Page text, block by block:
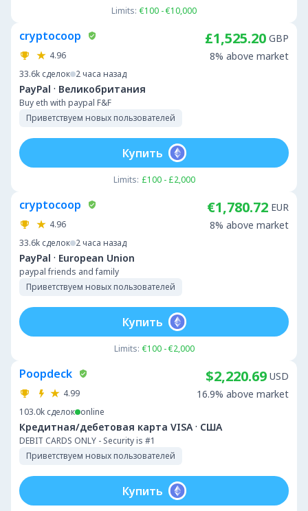
Limits: €100 - €10,000
cryptocoop
4.96
33.6k сделок 2 часа назад
PayPal · Великобритания
Buy eth with paypal F&F
Приветствуем новых пользователей
£1,525.20 GBP
8% above market
Limits: £100 - £2,000
Купить
cryptocoop
4.96
33.6k сделок 2 часа назад
PayPal · European Union
paypal friends and family
Приветствуем новых пользователей
€1,780.72 EUR
8% above market
Limits: €100 - €2,000
Купить
Poopdeck
4.99
103.0k сделок online
Кредитная/дебетовая карта VISA · США
DEBIT CARDS ONLY - Security is #1
Приветствуем новых пользователей
$2,220.69 USD
16.9% above market
Купить